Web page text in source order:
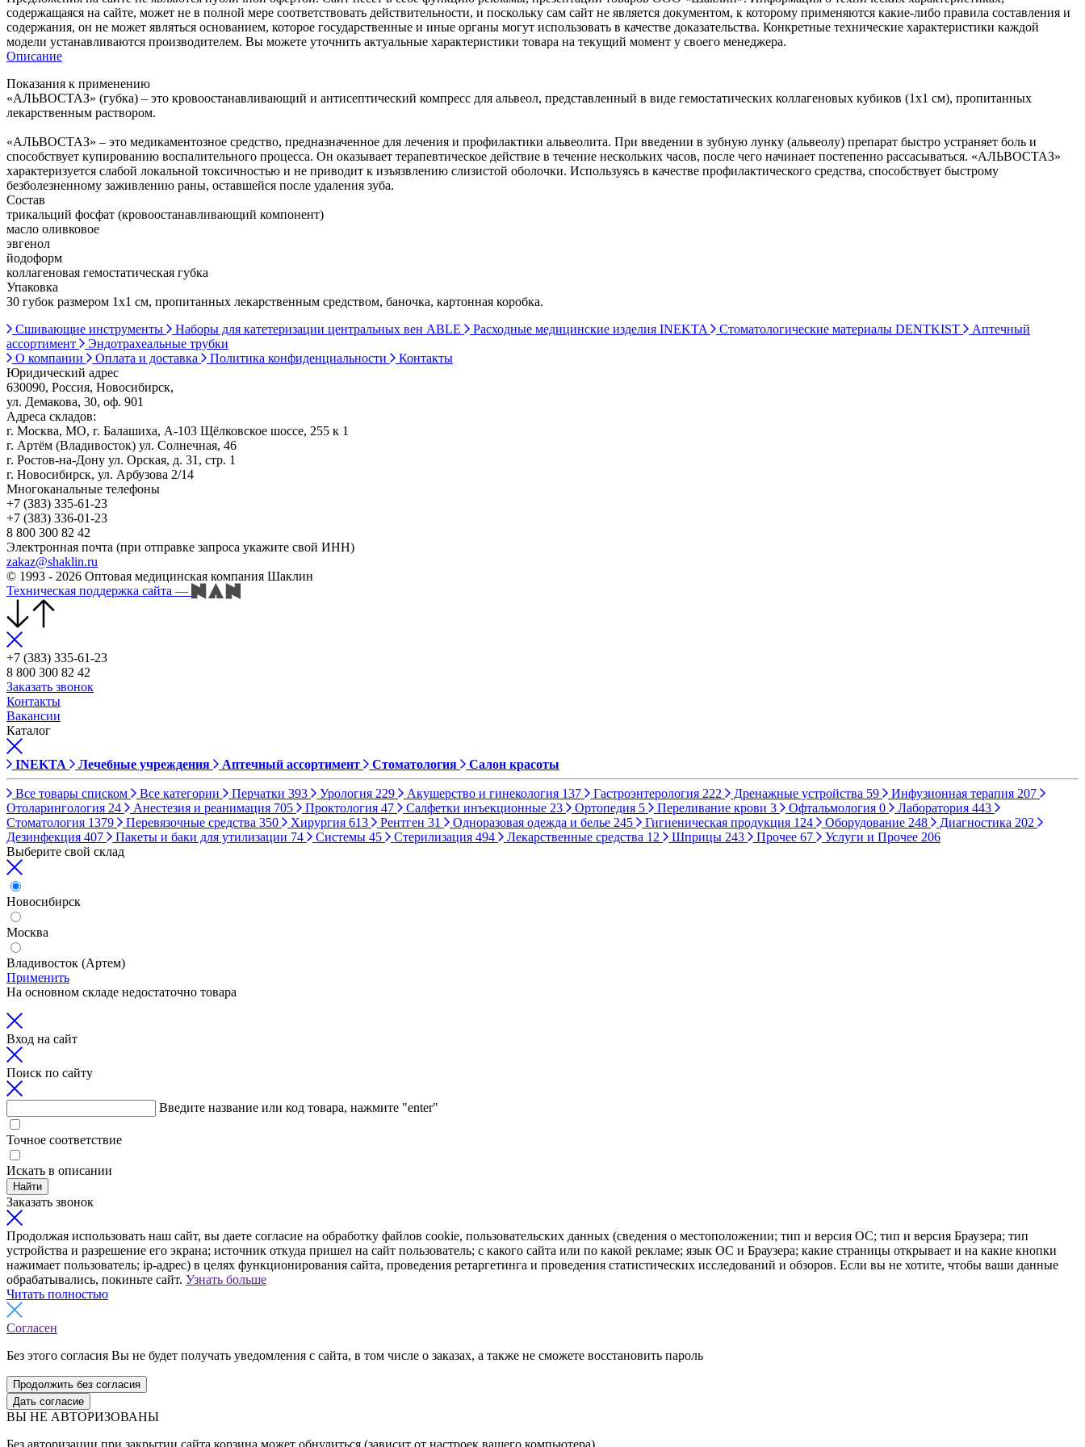
содержащаяся на сайте, может не в полной мере соответствовать действительности, и поскольку сам сайт не является документом, к которому применяются какие-либо правила составления и
содержания, он не может являться основанием, которое государственные и иные органы могут использовать в качестве доказательства. Конкретные технические характеристики каждой
модели устанавливаются производителем. Вы можете уточнить актуальные характеристики товара на текущий момент у своего менеджера.
Описание
Показания к применению
«АЛЬВОСТАЗ» (губка) – это кровоостанавливающий и антисептический компресс для альвеол, представленный в виде гемостатических коллагеновых кубиков (1х1 см), пропитанных
лекарственным раствором.
«АЛЬВОСТАЗ» – это медикаментозное средство, предназначенное для лечения и профилактики альвеолита. При введении в зубную лунку (альвеолу) препарат быстро устраняет боль и
способствует купированию воспалительного процесса. Он оказывает терапевтическое действие в течение нескольких часов, после чего начинает постепенно рассасываться. «АЛЬВОСТАЗ»
характеризуется слабой локальной токсичностью и не приводит к изъязвлению слизистой оболочки. Используясь в качестве профилактического средства, способствует быстрому
безболезненному заживлению раны, оставшейся после удаления зуба.
Состав
трикальций фосфат (кровоостанавливающий компонент)
масло оливковое
эвгенол
йодоформ
коллагеновая гемостатическая губка
Упаковка
30 губок размером 1х1 см, пропитанных лекарственным средством, баночка, картонная коробка.
Сшивающие инструменты
Наборы для катетеризации центральных вен ABLE Расходные медицинские изделия INEKTA Стоматологические материалы DENTKIST
Аптечный
ассортимент
Эндотрахеальные трубки
О компании
Оплата и доставка Политика конфиденциальности
Контакты
Юридический адрес
630090, Россия, Новосибирск,
ул. Демакова, 30, оф. 901
Адреса складов:
г. Москва, МО, г. Балашиха, А-103 Щёлковское шоссе, 255 к 1
г. Артём (Владивосток) ул. Солнечная, 46
г. Ростов-на-Дону ул. Орская, д. 31, стр. 1
г. Новосибирск, ул. Арбузова 2/14
Многоканальные телефоны
+7 (383) 335-61-23
+7 (383) 336-01-23
8 800 300 82 42
Электронная почта (при отправке запроса укажите свой ИНН)
zakaz@shaklin.ru
© 1993 - 2026 Оптовая медицинская компания Шаклин
Техническая поддержка сайта —
+7 (383) 335-61-23
8 800 300 82 42
Заказать звонок
Контакты
Вакансии
Каталог
INEKTA Лечебные учреждения Аптечный ассортимент Стоматология Салон красоты
Все товары списком Все категории Перчатки 393 Урология 229 Акушерство и гинекология 137 Гастроэнтерология 222 Дренажные устройства 59 Инфузионная терапия 207
Отоларингология 24 Анестезия и реанимация 705 Проктология 47 Салфетки инъекционные 23 Ортопедия 5 Переливание крови 3 Офтальмология 0 Лаборатория 443
Стоматология 1379 Перевязочные средства 350 Хирургия 613 Рентген 31 Одноразовая одежда и белье 245 Гигиеническая продукция 124 Оборудование 248 Диагностика 202
Дезинфекция 407 Пакеты и баки для утилизации 74 Системы 45 Стерилизация 494 Лекарственные средства 12 Шприцы 243 Прочее 67 Услуги и Прочее 206
Выберите свой склад
Новосибирск
Москва
Владивосток (Артем)
Применить
На основном складе недостаточно товара
Вход на сайт
Поиск по сайту
Введите название или код товара, нажмите "enter"
Точное соответствие
Искать в описании
Найти
Заказать звонок
Продолжая использовать наш сайт, вы даете согласие на обработку файлов cookie, пользовательских данных (сведения о местоположении; тип и версия ОС; тип и версия Браузера; тип
устройства и разрешение его экрана; источник откуда пришел на сайт пользователь; с какого сайта или по какой рекламе; язык ОС и Браузера; какие страницы открывает и на какие кнопки
нажимает пользователь; ip-адрес) в целях функционирования сайта, проведения ретаргетинга и проведения статистических исследований и обзоров. Если вы не хотите, чтобы ваши данные
обрабатывались, покиньте сайт. Узнать больше
Читать полностью
Согласен
Без этого согласия Вы не будет получать уведомления с сайта, в том числе о заказах, а также не сможете восстановить пароль
Продолжить без согласия
Дать согласие
ВЫ НЕ АВТОРИЗОВАНЫ